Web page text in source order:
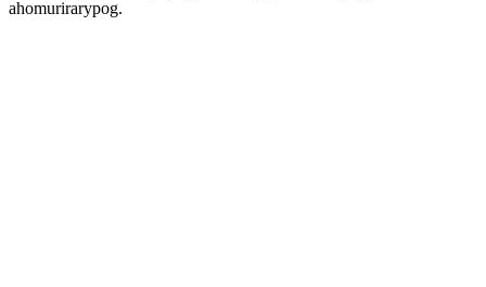
ahomurirarypog.